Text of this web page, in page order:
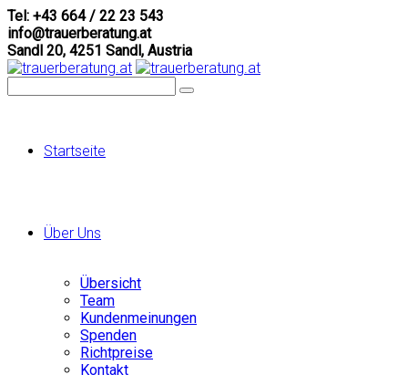
Tel: +43 664 / 22 23 543
info@trauerberatung.at
Sandl 20, 4251 Sandl, Austria
Startseite
Über Uns
Übersicht
Team
Kundenmeinungen
Spenden
Richtpreise
Kontakt